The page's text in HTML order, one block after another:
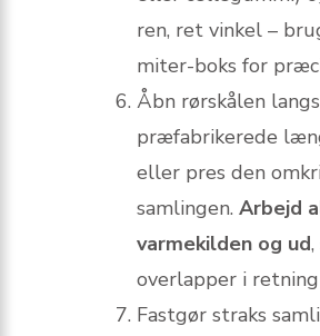
ren, ret vinkel –
miter-boks for
Åbn rørskålen
præfabrikerede
eller pres den
samlingen. Arbejd
varmekilden og ud
overlapper i
Fastgør straks